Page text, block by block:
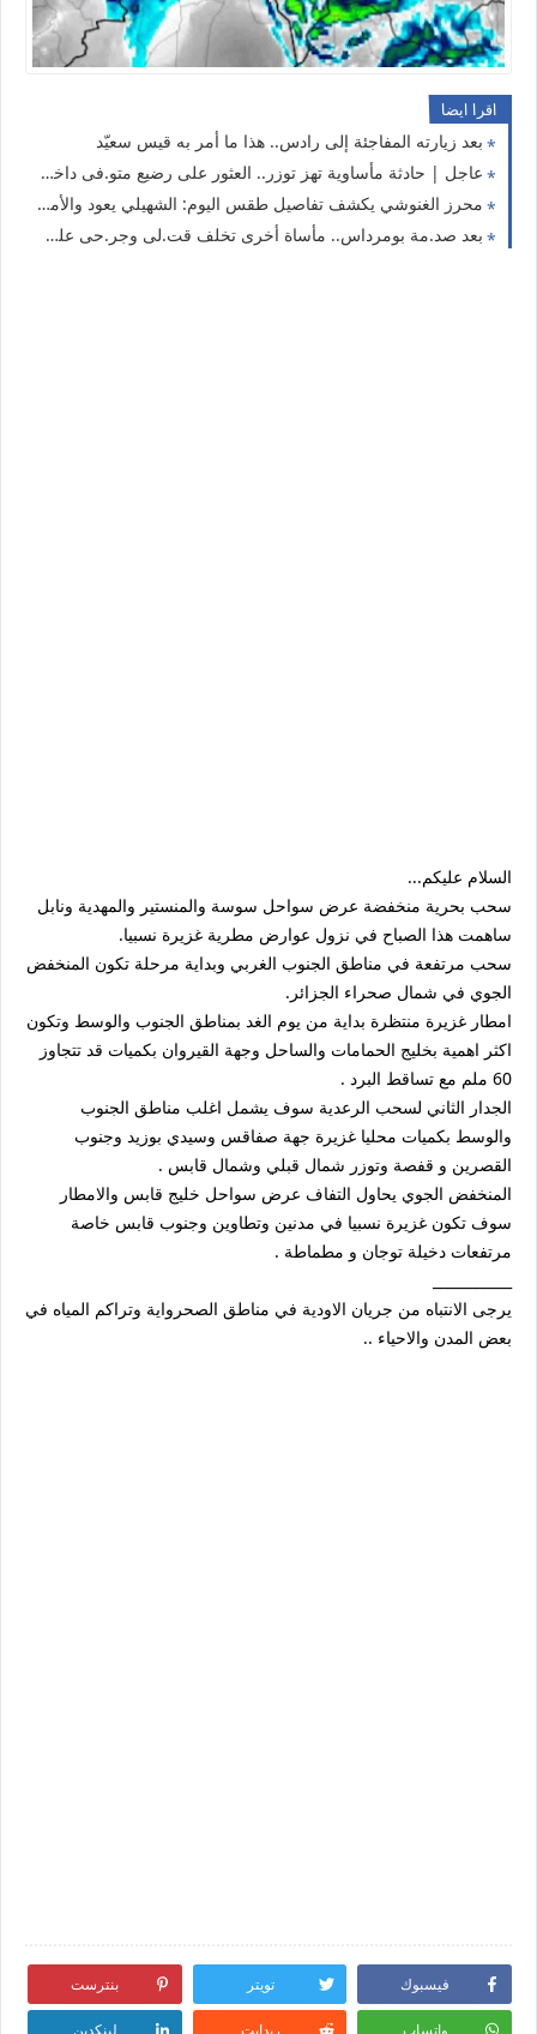
اقرا ايضا
بعد زيارته المفاجئة إلى رادس.. هذا ما أمر به قيس سعيّد
عاجل | حادثة مأساوية تهز توزر.. العثور على رضيع متو.فى داخل كيس بلاستيكي والسلطات تكشف أولى التفاصيل
محرز الغنوشي يكشف تفاصيل طقس اليوم: الشهيلي يعود والأمطار الرعدية تشمل هذه الولايات
بعد صد.مة بومرداس.. مأساة أخرى تخلف قت.لى وجر.حى على طريق باتنة – أدرار
السلام عليكم...
سحب بحرية منخفضة عرض سواحل سوسة والمنستير والمهدية ونابل
ساهمت هذا الصباح في نزول عوارض مطرية غزيرة نسبيا.
سحب مرتفعة في مناطق الجنوب الغربي وبداية مرحلة تكون المنخفض
الجوي في شمال صحراء الجزائر.
امطار غزيرة منتظرة بداية من يوم الغد بمناطق الجنوب والوسط وتكون
اكثر اهمية بخليج الحمامات والساحل وجهة القيروان بكميات قد تتجاوز
60 ملم مع تساقط البرد .
الجدار الثاني لسحب الرعدية سوف يشمل اغلب مناطق الجنوب
والوسط بكميات محليا غزيرة جهة صفاقس وسيدي بوزيد وجنوب
القصرين و قفصة وتوزر شمال قبلي وشمال قابس .
المنخفض الجوي يحاول التفاف عرض سواحل خليج قابس والامطار
سوف تكون غزيرة نسبيا في مدنين وتطاوين وجنوب قابس خاصة
مرتفعات دخيلة توجان و مطماطة .
يرجى الانتباه من جريان الاودية في مناطق الصحرواية وتراكم المياه في
بعض المدن والاحياء ..
فيسبوك تويتر بنترست
واتساب ريدايت لينكدين